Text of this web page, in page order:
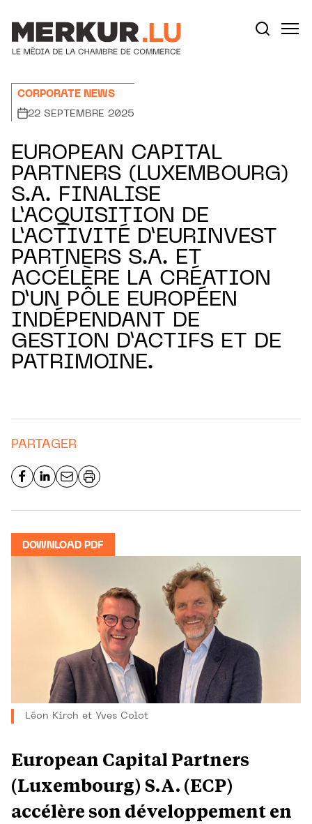
CORPORATE NEWS
22 SEPTEMBRE 2025
EUROPEAN CAPITAL
PARTNERS (LUXEMBOURG)
S.A. FINALISE
L’ACQUISITION DE
L’ACTIVITÉ D’EURINVEST
PARTNERS S.A. ET
ACCÉLÈRE LA CRÉATION
D’UN PÔLE EUROPÉEN
INDÉPENDANT DE
GESTION D’ACTIFS ET DE
PATRIMOINE.
PARTAGER
DOWNLOAD PDF
Léon Kirch et Yves Colot
European Capital Partners
(Luxembourg) S.A. (ECP)
accélère son développement en